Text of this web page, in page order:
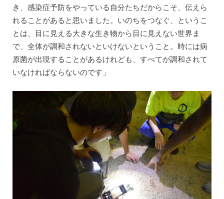
き、感染症予防をやっている自分たちだからこそ、伝えら
れることがあると思いました。いのちをつなぐ、というこ
とは、目に見える大きな生き物から目に見えない世界ま
で、全体が調和されないといけないということ。時には病
原菌が出現することがあるけれども、すべてが調和されて
いなければならないのです」